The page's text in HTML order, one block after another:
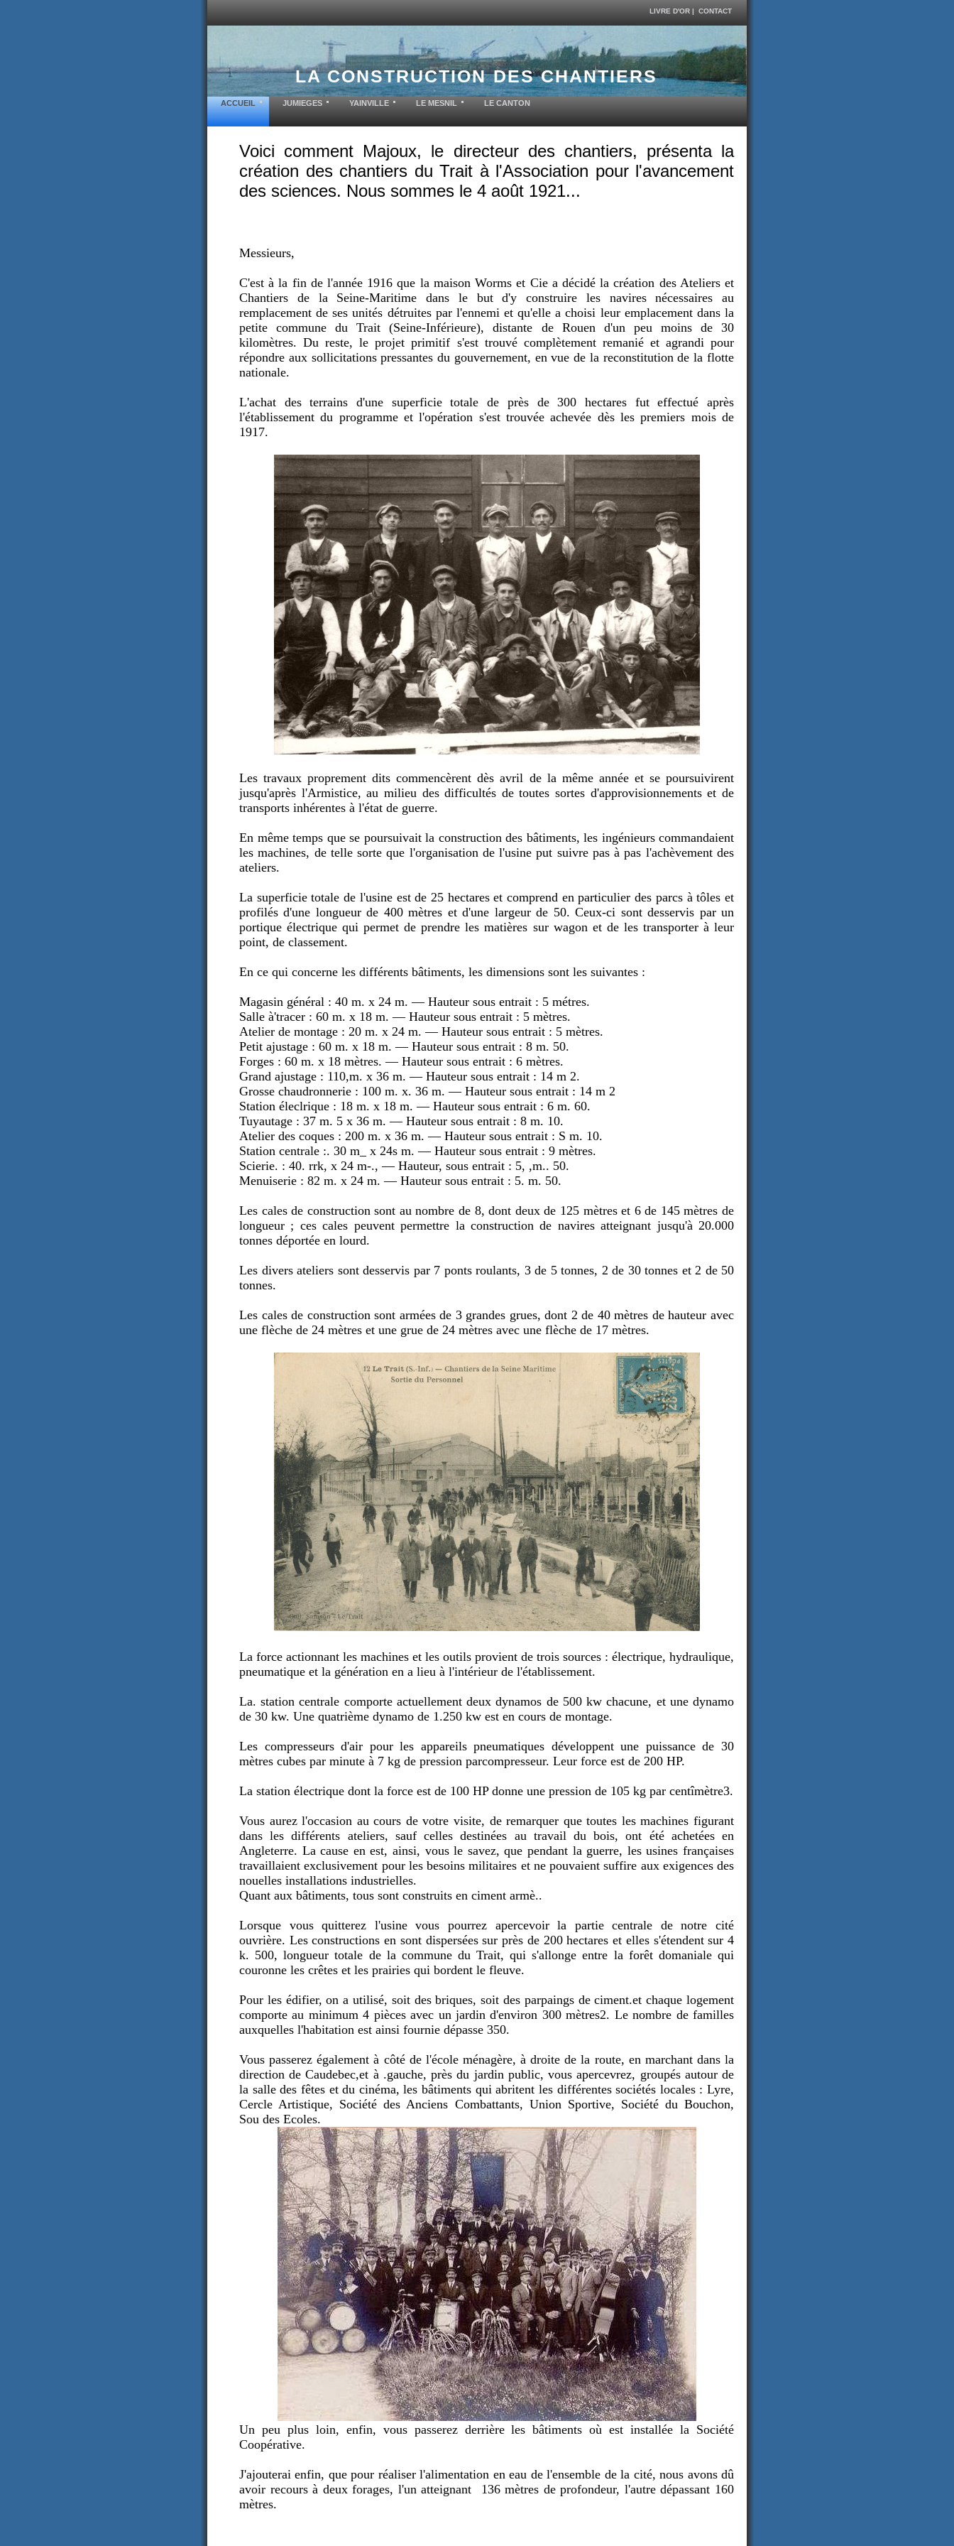
LIVRE D'OR | CONTACT
LA CONSTRUCTION DES CHANTIERS
ACCUEIL JUMIEGES YAINVILLE LE MESNIL LE CANTON
Voici comment Majoux, le directeur des chantiers, présenta la
création des chantiers du Trait à l'Association pour l'avancement
des sciences. Nous sommes le 4 août 1921...
Messieurs,
C'est à la fin de l'année 1916 que la maison Worms et Cie a décidé la création des Ateliers et
Chantiers de la Seine-Maritime dans le but d'y construire les navires nécessaires au
remplacement de ses unités détruites par l'ennemi et qu'elle a choisi leur emplacement dans la
petite commune du Trait (Seine-Inférieure), distante de Rouen d'un peu moins de 30
kilomètres. Du reste, le projet primitif s'est trouvé complètement remanié et agrandi pour
répondre aux sollicitations pressantes du gouvernement, en vue de la reconstitution de la flotte
nationale.
L'achat des terrains d'une superficie totale de près de 300 hectares fut effectué après
l'établissement du programme et l'opération s'est trouvée achevée dès les premiers mois de
1917.
Les travaux proprement dits commencèrent dès avril de la même année et se poursuivirent
jusqu'après l'Armistice, au milieu des difficultés de toutes sortes d'approvisionnements et de
transports inhérentes à l'état de guerre.
En même temps que se poursuivait la construction des bâtiments, les ingénieurs commandaient
les machines, de telle sorte que l'organisation de l'usine put suivre pas à pas l'achèvement des
ateliers.
La superficie totale de l'usine est de 25 hectares et comprend en particulier des parcs à tôles et
profilés d'une longueur de 400 mètres et d'une largeur de 50. Ceux-ci sont desservis par un
portique électrique qui permet de prendre les matières sur wagon et de les transporter à leur
point, de classement.
En ce qui concerne les différents bâtiments, les dimensions sont les suivantes :
Magasin général : 40 m. x 24 m. — Hauteur sous entrait : 5 métres.
Salle à'tracer : 60 m. x 18 m. — Hauteur sous entrait : 5 mètres.
Atelier de montage : 20 m. x 24 m. — Hauteur sous entrait : 5 mètres.
Petit ajustage : 60 m. x 18 m. — Hauteur sous entrait : 8 m. 50.
Forges : 60 m. x 18 mètres. — Hauteur sous entrait : 6 mètres.
Grand ajustage : 110,m. x 36 m. — Hauteur sous entrait : 14 m 2.
Grosse chaudronnerie : 100 m. x. 36 m. — Hauteur sous entrait : 14 m 2
Station éleclrique : 18 m. x 18 m. — Hauteur sous entrait : 6 m. 60.
Tuyautage : 37 m. 5 x 36 m. — Hauteur sous entrait : 8 m. 10.
Atelier des coques : 200 m. x 36 m. — Hauteur sous entrait : S m. 10.
Station centrale :. 30 m_ x 24s m. — Hauteur sous entrait : 9 mètres.
Scierie. : 40. rrk, x 24 m-., — Hauteur, sous entrait : 5, ,m.. 50.
Menuiserie : 82 m. x 24 m. — Hauteur sous entrait : 5. m. 50.
Les cales de construction sont au nombre de 8, dont deux de 125 mètres et 6 de 145 mètres de
longueur ; ces cales peuvent permettre la construction de navires atteignant jusqu'à 20.000
tonnes déportée en lourd.
Les divers ateliers sont desservis par 7 ponts roulants, 3 de 5 tonnes, 2 de 30 tonnes et 2 de 50
tonnes.
Les cales de construction sont armées de 3 grandes grues, dont 2 de 40 mètres de hauteur avec
une flèche de 24 mètres et une grue de 24 mètres avec une flèche de 17 mètres.
La force actionnant les machines et les outils provient de trois sources : électrique, hydraulique,
pneumatique et la génération en a lieu à l'intérieur de l'établissement.
La. station centrale comporte actuellement deux dynamos de 500 kw chacune, et une dynamo
de 30 kw. Une quatrième dynamo de 1.250 kw est en cours de montage.
Les compresseurs d'air pour les appareils pneumatiques développent une puissance de 30
mètres cubes par minute à 7 kg de pression parcompresseur. Leur force est de 200 HP.
La station électrique dont la force est de 100 HP donne une pression de 105 kg par centîmètre3.
Vous aurez l'occasion au cours de votre visite, de remarquer que toutes les machines figurant
dans les différents ateliers, sauf celles destinées au travail du bois, ont été achetées en
Angleterre. La cause en est, ainsi, vous le savez, que pendant la guerre, les usines françaises
travaillaient exclusivement pour les besoins militaires et ne pouvaient suffire aux exigences des
nouelles installations industrielles.
Quant aux bâtiments, tous sont construits en ciment armè..
Lorsque vous quitterez l'usine vous pourrez apercevoir la partie centrale de notre cité
ouvrière. Les constructions en sont dispersées sur près de 200 hectares et elles s'étendent sur 4
k. 500, longueur totale de la commune du Trait, qui s'allonge entre la forêt domaniale qui
couronne les crêtes et les prairies qui bordent le fleuve.
Pour les édifier, on a utilisé, soit des briques, soit des parpaings de ciment.et chaque logement
comporte au minimum 4 pièces avec un jardin d'environ 300 mètres2. Le nombre de familles
auxquelles l'habitation est ainsi fournie dépasse 350.
Vous passerez également à côté de l'école ménagère, à droite de la route, en marchant dans la
direction de Caudebec,et à .gauche, près du jardin public, vous apercevrez, groupés autour de
la salle des fêtes et du cinéma, les bâtiments qui abritent les différentes sociétés locales : Lyre,
Cercle Artistique, Société des Anciens Combattants, Union Sportive, Société du Bouchon,
Sou des Ecoles.
Un peu plus loin, enfin, vous passerez derrière les bâtiments où est installée la Société
Coopérative.
J'ajouterai enfin, que pour réaliser l'alimentation en eau de l'ensemble de la cité, nous avons dû
avoir recours à deux forages, l'un atteignant 136 mètres de profondeur, l'autre dépassant 160
mètres.